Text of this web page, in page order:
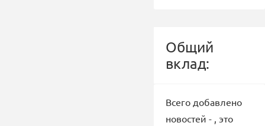
Общий
вклад:
Всего добавлено
новостей - , это